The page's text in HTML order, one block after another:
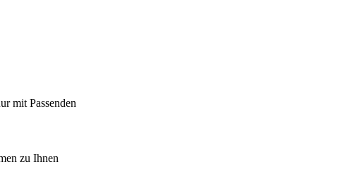
mit Passenden
zu Ihnen